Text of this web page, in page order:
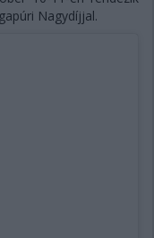
Nagydíjjal.